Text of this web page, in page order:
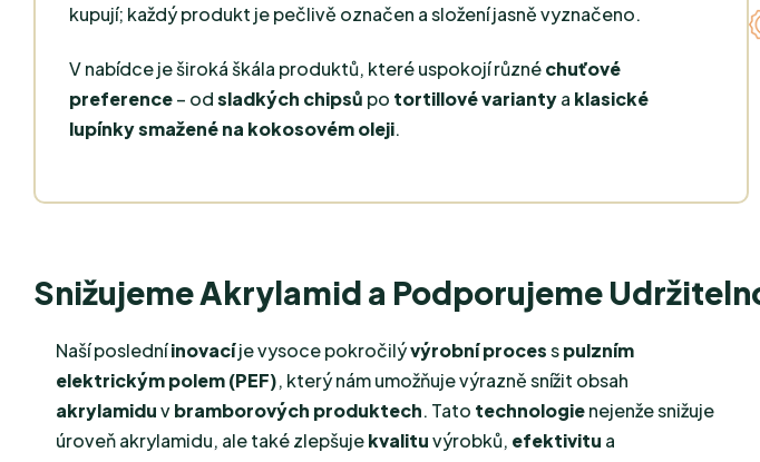
kupují; každý produkt je pečlivě označen a složení jasně vyznačeno.
V nabídce je široká škála produktů, které uspokojí různéchuťové
preference– odsladkých chipsů po tortillové variantya klasické
lupínky smažené na kokosovém oleji.
Snižujeme Akrylamid a Podporujeme
Naší posledníinovacíje vysoce pokročilývýrobní processpulzním
elektrickým polem (PEF), který nám umožňuje výrazně snížit obsah
akrylamiduvbramborových produktech. Tato technologienejenže snižuje
úroveň akrylamidu, ale také zlepšujekvalituvýrobků, efektivitu a